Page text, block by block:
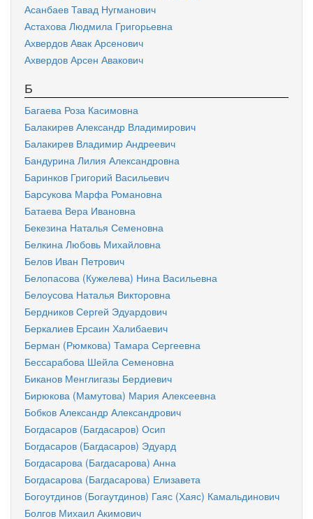
Асанбаев Тавад Нугманович
Астахова Людмила Григорьевна
Ахвердов Авак Арсенович
Ахвердов Арсен Авакович
Б
Багаева Роза Касимовна
Балакирев Александр Владимирович
Балакирев Владимир Андреевич
Бандурина Лилия Александровна
Баринков Григорий Васильевич
Барсукова Марфа Романовна
Батаева Вера Ивановна
Бекезина Наталья Семеновна
Белкина Любовь Михайловна
Белов Иван Петрович
Белопасова (Кужелева) Нина Васильевна
Белоусова Наталья Викторовна
Бердников Сергей Эдуардович
Беркалиев Ерсаин Халибаевич
Берман (Рюмкова) Тамара Сергеевна
Бессарабова Шейла Семеновна
Биканов Менглигазы Бердиевич
Бирюкова (Мамутова) Мария Алексеевна
Бобков Александр Александрович
Богдасаров (Багдасаров) Осип
Богдасаров (Багдасаров) Эдуард
Богдасарова (Багдасарова) Анна
Богдасарова (Багдасарова) Елизавета
Богоутдинов (Богаутдинов) Гаяс (Хаяс) Камальдинович
Болгов Михаил Акимович